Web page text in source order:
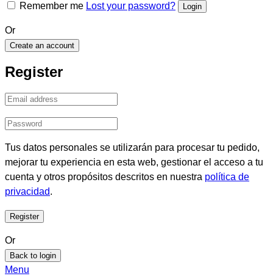
Remember me Lost your password?
Or
Create an account
Register
Tus datos personales se utilizarán para procesar tu pedido,
mejorar tu experiencia en esta web, gestionar el acceso a tu
cuenta y otros propósitos descritos en nuestra política de
privacidad.
Or
Back to login
Menu